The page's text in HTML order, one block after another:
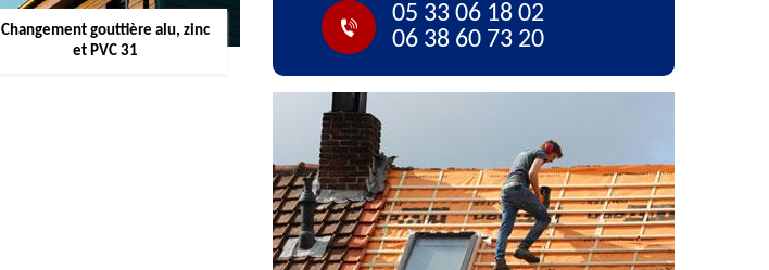
Changement gouttière alu, zinc
et PVC 31
05 33 06 18 02
06 38 60 73 20